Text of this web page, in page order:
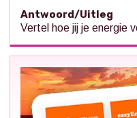
Antwoord/Uitleg
Vertel hoe jij je energie